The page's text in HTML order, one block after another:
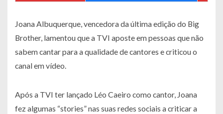
Joana Albuquerque, vencedora da última edição do Big
Brother, lamentou que a TVI aposte em pessoas que não
sabem cantar para a qualidade de cantores e criticou o
canal em vídeo.
Após a TVI ter lançado Léo Caeiro como cantor, Joana
fez algumas “stories” nas suas redes sociais a criticar a